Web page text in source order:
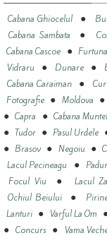
Cabana Ghiocelul ●
Cabana Sambata ●
Cabana Cascoe ● Furtuna
Vidraru ● Dunare●
Cabana Caraiman ●
Fotografie ● Moldova ●
●Capra ● Cabana
● Tudor ● Pasul Urdele
● Brasov ● Negoiu ●
Lacul Pecineagu ●
Focul Viu ● Lacul
Ochiul Beiului ●
Lanturi ● Varful La Om
●Concurs ● Vama